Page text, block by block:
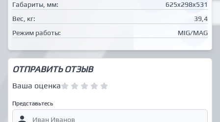
Габариты, мм:
625x298x531
Вес, кг:
39,4
Режим работы:
MIG/MAG
ОТПРАВИТЬ ОТЗЫВ
Ваша оценка
Представьтесь